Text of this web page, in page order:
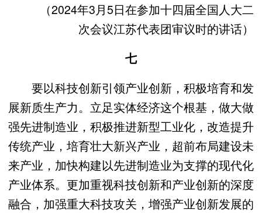
（2024年3月5日在参加十四届全国人大二
次会议江苏代表团审议时的讲话）
七
要以科技创新引领产业创新，积极培育和发
展新质生产力。立足实体经济这个根基，做大做
强先进制造业，积极推进新型工业化，改造提升
传统产业，培育壮大新兴产业，超前布局建设未
来产业，加快构建以先进制造业为支撑的现代化
产业体系。更加重视科技创新和产业创新的深度
融合，加强重大科技攻关，增强产业创新发展的